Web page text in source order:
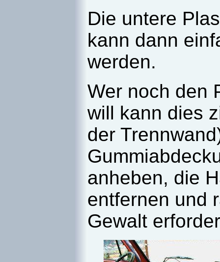
Die untere
kann dann
werden.
Wer noch den
will kann dies
der
anheben, die
entfernen und
Gewalt